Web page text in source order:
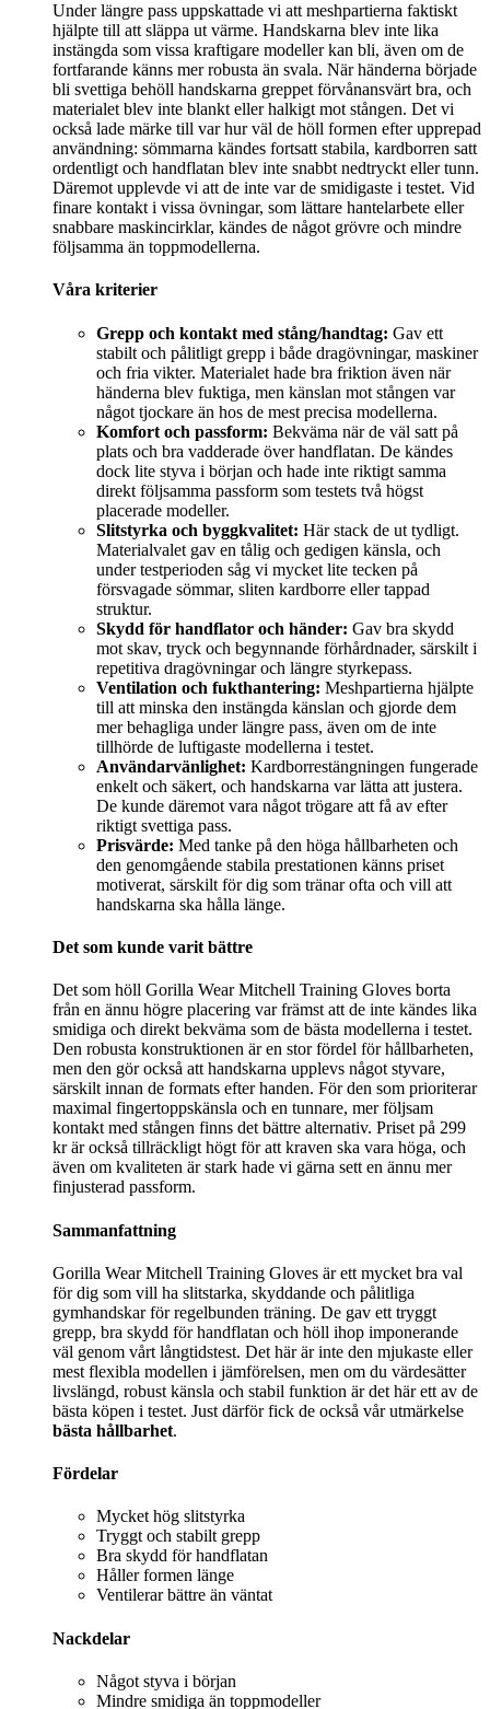
Under längre pass uppskattade vi att meshpartierna faktiskt
hjälpte till att släppa ut värme. Handskarna blev inte lika
instängda som vissa kraftigare modeller kan bli, även om de
fortfarande känns mer robusta än svala. När händerna började
bli svettiga behöll handskarna greppet förvånansvärt bra, och
materialet blev inte blankt eller halkigt mot stången. Det vi
också lade märke till var hur väl de höll formen efter upprepad
användning: sömmarna kändes fortsatt stabila, kardborren satt
ordentligt och handflatan blev inte snabbt nedtryckt eller tunn.
Däremot upplevde vi att de inte var de smidigaste i testet. Vid
finare kontakt i vissa övningar, som lättare hantelarbete eller
snabbare maskincirklar, kändes de något grövre och mindre
följsamma än toppmodellerna.
Våra kriterier
Grepp och kontakt med stång/handtag: Gav ett
stabilt och pålitligt grepp i både dragövningar, maskiner
och fria vikter. Materialet hade bra friktion även när
händerna blev fuktiga, men känslan mot stången var
något tjockare än hos de mest precisa modellerna.
Komfort och passform: Bekväma när de väl satt på
plats och bra vadderade över handflatan. De kändes
dock lite styva i början och hade inte riktigt samma
direkt följsamma passform som testets två högst
placerade modeller.
Slitstyrka och byggkvalitet: Här stack de ut tydligt.
Materialvalet gav en tålig och gedigen känsla, och
under testperioden såg vi mycket lite tecken på
försvagade sömmar, sliten kardborre eller tappad
struktur.
Skydd för handflator och händer: Gav bra skydd
mot skav, tryck och begynnande förhårdnader, särskilt i
repetitiva dragövningar och längre styrkepass.
Ventilation och fukthantering: Meshpartierna hjälpte
till att minska den instängda känslan och gjorde dem
mer behagliga under längre pass, även om de inte
tillhörde de luftigaste modellerna i testet.
Användarvänlighet: Kardborrestängningen fungerade
enkelt och säkert, och handskarna var lätta att justera.
De kunde däremot vara något trögare att få av efter
riktigt svettiga pass.
Prisvärde: Med tanke på den höga hållbarheten och
den genomgående stabila prestationen känns priset
motiverat, särskilt för dig som tränar ofta och vill att
handskarna ska hålla länge.
Det som kunde varit bättre
Det som höll Gorilla Wear Mitchell Training Gloves borta
från en ännu högre placering var främst att de inte kändes lika
smidiga och direkt bekväma som de bästa modellerna i testet.
Den robusta konstruktionen är en stor fördel för hållbarheten,
men den gör också att handskarna upplevs något styvare,
särskilt innan de formats efter handen. För den som prioriterar
maximal fingertoppskänsla och en tunnare, mer följsam
kontakt med stången finns det bättre alternativ. Priset på 299
kr är också tillräckligt högt för att kraven ska vara höga, och
även om kvaliteten är stark hade vi gärna sett en ännu mer
finjusterad passform.
Sammanfattning
Gorilla Wear Mitchell Training Gloves är ett mycket bra val
för dig som vill ha slitstarka, skyddande och pålitliga
gymhandskar för regelbunden träning. De gav ett tryggt
grepp, bra skydd för handflatan och höll ihop imponerande
väl genom vårt långtidstest. Det här är inte den mjukaste eller
mest flexibla modellen i jämförelsen, men om du värdesätter
livslängd, robust känsla och stabil funktion är det här ett av de
bästa köpen i testet. Just därför fick de också vår utmärkelse
bästa hållbarhet.
Fördelar
Mycket hög slitstyrka
Tryggt och stabilt grepp
Bra skydd för handflatan
Håller formen länge
Ventilerar bättre än väntat
Nackdelar
Något styva i början
Mindre smidiga än toppmodeller